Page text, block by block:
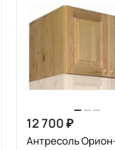
12 700 ₽
Антресоль